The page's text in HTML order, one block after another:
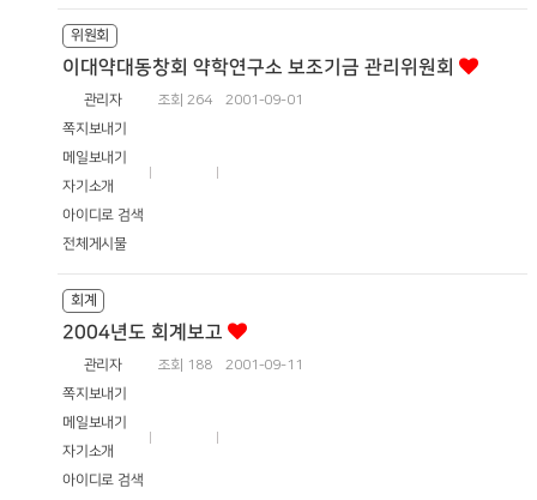
위원회
이대약대동창회 약학연구소 보조기금 관리위원회
관리자
쪽지보내기
메일보내기
자기소개
아이디로 검색
전체게시물
조회264 2001-09-01
회계
2004년도 회계보고
관리자
쪽지보내기
메일보내기
자기소개
아이디로 검색
조회 188 2001-09-11